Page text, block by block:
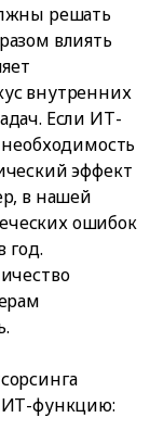
решать
влиять
внутренних
Если ИТ-
эффект
в нашей
ошибок
год.
ИТ-функцию: